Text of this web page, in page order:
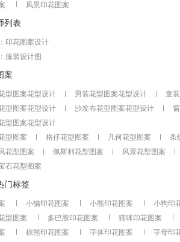
风景印花图案
列表
印花图案设计
服装设计图
案
型图案花型设计 男装花型图案花型设计
童
型图案花型设计
沙发布花型图案花型设计
型图案花型设计
型图案 格仔花型图案 几何花型图案
条
花型图案
佩斯利花型图案
风景花型图案
石花型图案
门标签
小猫印花图案 小熊印花图案
小狗印
型图案
多巴胺印花图案
猫咪印花图案
棕熊印花图案 字体印花图案
字母印